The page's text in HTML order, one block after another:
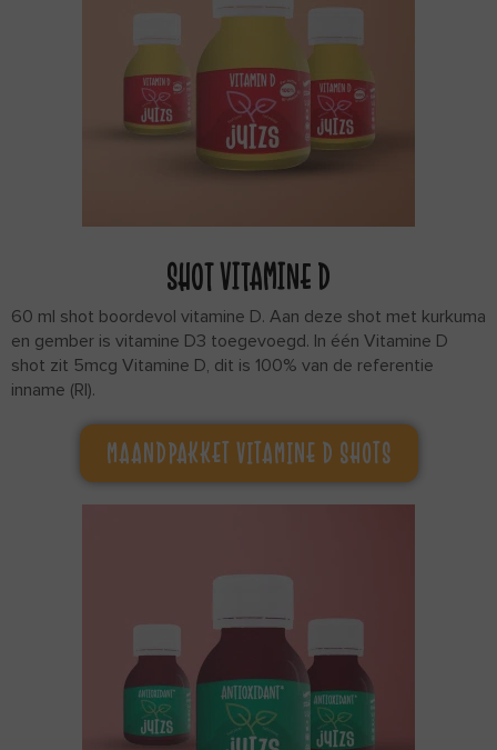
SHOT VITAMINE D
60 ml shot boordevol vitamine D. Aan deze shot met kurkuma
en gember is vitamine D3 toegevoegd. In één Vitamine D
shot zit 5mcg Vitamine D, dit is 100% van de referentie
inname (RI).
MAANDPAKKET VITAMINE D SHOTS